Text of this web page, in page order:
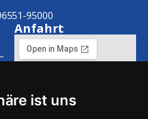
ist uns
95000
Anfahrt